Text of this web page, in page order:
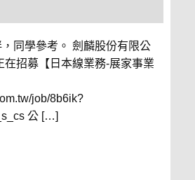
同學參考。 劍麟股份有限公
在招募【日本線業務-展家事業
job/8b6ik?
公 […]